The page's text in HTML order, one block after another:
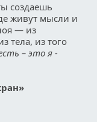
создаешь
живут мысли и
— из
тела, из того
– это я -